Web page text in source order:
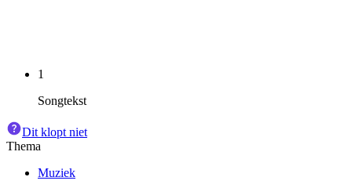
1
Songtekst
Dit klopt niet
Thema
Muziek